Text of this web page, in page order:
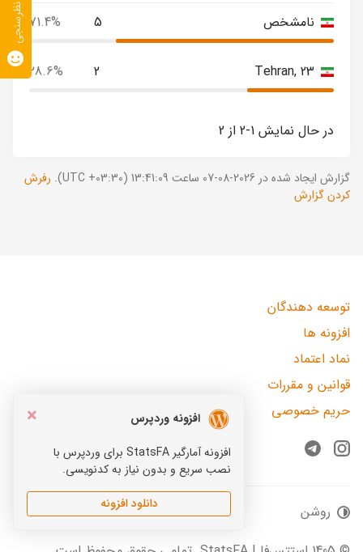
نامشخص 5
71.4%
Tehran, 23
2
28.6%
در حال نمایش 1-2 از 2
گزارش ایجاد شده در 2026-08-07 ساعت 13:41:09 (UTC +03:30).
رفرش
کردن گزارش
×
افزونه وردپرس
افزونه آمارگیر StatsFA برای وردپرس با
نصب سریع و بدون نیاز به کدنویسی.
دانلود افزونه
توسعه دهندگان
افزونه ها
نماد اعتماد
قوانین و مقررات
حریم خصوصی
Instagram
Telegram
روشن
نظرسنجی